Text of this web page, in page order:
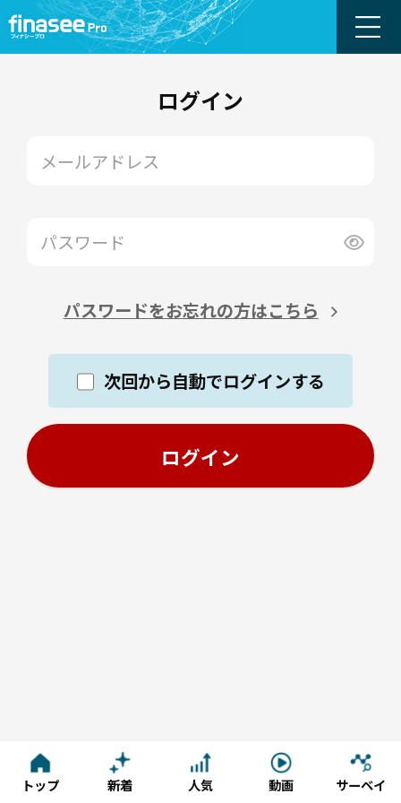
ログイン
パスワードをお忘れの方はこちら
次回から自動でログインする
トップ 新着 人気 動画 サーベイ